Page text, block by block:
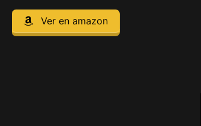
Ver en amazon